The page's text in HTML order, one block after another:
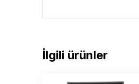
İlgili ürünler